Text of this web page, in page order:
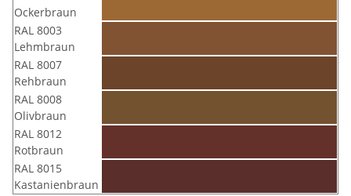
Ockerbraun
RAL 8003
Lehmbraun
RAL 8007
Rehbraun
RAL 8008
Olivbraun
RAL 8012
Rotbraun
RAL 8015
Kastanienbraun